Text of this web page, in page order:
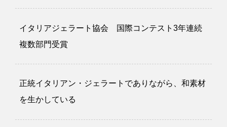
イタリアジェラート協会 国際コンテスト3年連続
複数部門受賞
正統イタリアン・ジェラートでありながら、和素材
を生かしている